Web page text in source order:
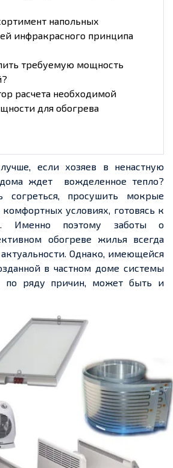
напольных
инфракрасного принципа
требуемую мощность
расчета необходимой
для обогрева
если хозяев в ненастную
ждет вожделенное тепло?
согреться, просушить мокрые
условиях, готовясь к
Именно поэтому заботы о
обогреве жилья всегда
Однако, имеющейся
в частном доме системы
по ряду причин, может быть и